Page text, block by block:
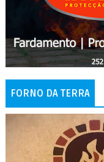
FORNO DA TERRA